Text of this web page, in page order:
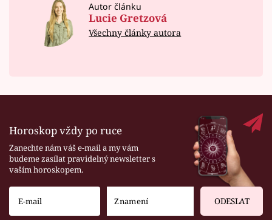
Autor článku
Lucie Gretzová
Všechny články autora
Horoskop vždy po ruce
Zanechte nám váš e-mail a my vám
budeme zasílat pravidelný newsletter s
vaším horoskopem.
ODESLAT